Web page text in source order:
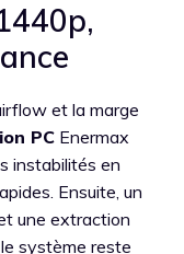
et la marge
PC Enermax
instabilités en
Ensuite, un
une extraction
système reste